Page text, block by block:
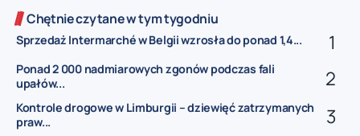
Chętnie czytane w tym tygodniu
Sprzedaż Intermarché w Belgii wzrosła do ponad 1,4...
Ponad 2 000 nadmiarowych zgonów podczas fali
upałów...
Kontrole drogowe w Limburgii – dziewięć zatrzymanych
praw...